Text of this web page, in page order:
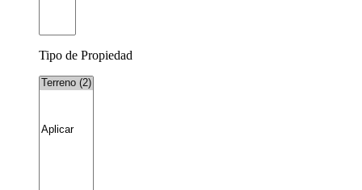
Tipo de Propiedad